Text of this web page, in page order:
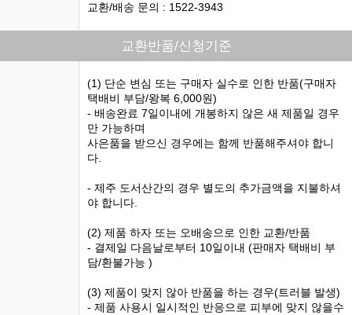
교환/배송 문의 : 1522-3943
교환반품/신청기준
(1) 단순 변심 또는 구매자 실수로 인한 반품(구매자
택배비 부담/왕복 6,000원)
- 배송완료 7일이내에 개봉하지 않은 새 제품일 경우
만 가능하며
사은품을 받으신 경우에는 함께 반품해주셔야 합니
다.
- 제주 도서산간의 경우 별도의 추가금액을 지불하셔
야 합니다.
(2) 제품 하자 또는 오배송으로 인한 교환/반품
- 결제일 다음날로부터 10일이내 (판매자 택배비 부
담/환불가능 )
(3) 제품이 맞지 않아 반품을 하는 경우(트러블 발생)
- 제품 사용시 일시적인 반응으로 피부에 맞지 않을수